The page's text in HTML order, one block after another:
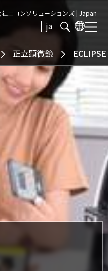
ニコンソリューションズ | Japan
ja
正立顕微鏡